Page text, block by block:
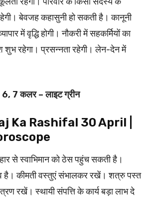
बेवजह कहासुनी हो सकती है। कानूनी
में वृद्धि होगी। नौकरी में सहकर्मियों का
शुभ रहेगा। प्रसन्नता रहेगी। लेन-देन में
7 कलर – लाइट ग्रीन
Ka Rashifal 30 April |
से स्वाभिमान को ठेस पहुंच सकती है।
है। कीमती वस्तुएं संभालकर रखें। शत्रु पस्त
रखें। स्थायी संपत्ति के कार्य बड़ा लाभ दे